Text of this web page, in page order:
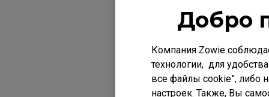
Добро
Компания Zowie
технологии, для
все файлы cookie”, либо
настроек. Также, Вы